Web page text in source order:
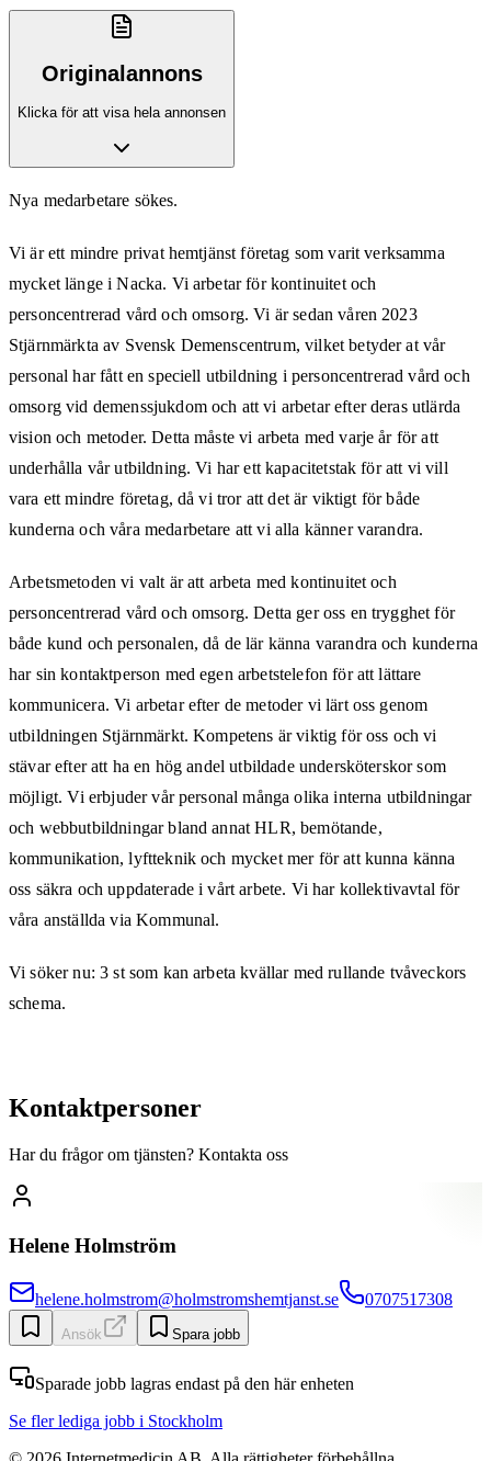
Originalannons
Klicka för att visa hela annonsen
Nya medarbetare sökes.
Vi är ett mindre privat hemtjänst företag som varit verksamma
mycket länge i Nacka. Vi arbetar för kontinuitet och
personcentrerad vård och omsorg. Vi är sedan våren 2023
Stjärnmärkta av Svensk Demenscentrum, vilket betyder at vår
personal har fått en speciell utbildning i personcentrerad vård och
omsorg vid demenssjukdom och att vi arbetar efter deras utlärda
vision och metoder. Detta måste vi arbeta med varje år för att
underhålla vår utbildning. Vi har ett kapacitetstak för att vi vill
vara ett mindre företag, då vi tror att det är viktigt för både
kunderna och våra medarbetare att vi alla känner varandra.
Arbetsmetoden vi valt är att arbeta med kontinuitet och
personcentrerad vård och omsorg. Detta ger oss en trygghet för
både kund och personalen, då de lär känna varandra och kunderna
har sin kontaktperson med egen arbetstelefon för att lättare
kommunicera. Vi arbetar efter de metoder vi lärt oss genom
utbildningen Stjärnmärkt. Kompetens är viktig för oss och vi
stävar efter att ha en hög andel utbildade undersköterskor som
möjligt. Vi erbjuder vår personal många olika interna utbildningar
och webbutbildningar bland annat HLR, bemötande,
kommunikation, lyftteknik och mycket mer för att kunna känna
oss säkra och uppdaterade i vårt arbete. Vi har kollektivavtal för
våra anställda via Kommunal.
Vi söker nu: 3 st som kan arbeta kvällar med rullande tvåveckors
schema.
Kontaktpersoner
Har du frågor om tjänsten? Kontakta oss
Helene Holmström
helene.holmstrom@holmstromshemtjanst.se 0707517308
Ansök Spara jobb
Sparade jobb lagras endast på den här enheten
Se fler lediga jobb i Stockholm